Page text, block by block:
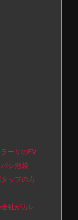
ーリのEV
シ池袋
ップの寿
社がカレ